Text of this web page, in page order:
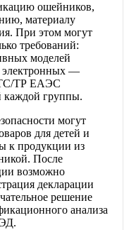
ошейников,
материалу
При этом могут
требований:
моделей
электронных —
ТС/ТР ЕАЭС
каждой группы.
могут
для детей и
к продукции из
После
возможно
декларации
решение
анализа